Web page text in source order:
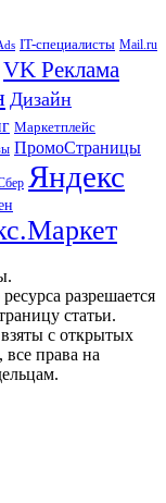
IT-специалисты Mail.ru
VK Реклама
Дизайн
Маркетплейс
ПромоСтраницы
Яндекс
разрешается
статьи.
с открытых
права на